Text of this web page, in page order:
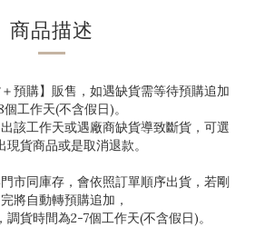
商品描述
預購】販售，如遇缺貨需等待預購追加
個工作天(不含假日)。
該工作天或遇廠商缺貨導致斷貨，可選
現貨商品或是取消退款。
市同庫存，會依照訂單順序出貨，若剛
將自動轉預購追加，
調貨時間為2-7個工作天(不含假日)。